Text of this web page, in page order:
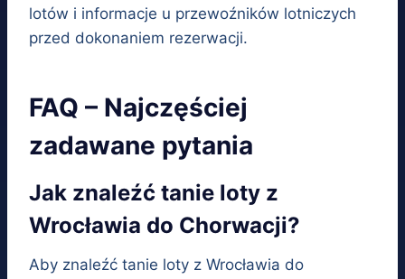
lotów i informacje u przewoźników lotniczych
przed dokonaniem rezerwacji.
FAQ – Najczęściej
zadawane pytania
Jak znaleźć tanie loty z
Wrocławia do Chorwacji?
Aby znaleźć tanie loty z Wrocławia do